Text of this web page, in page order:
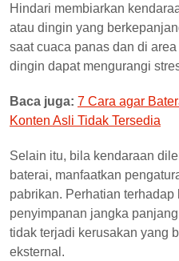
Hindari membiarkan
atau dingin yang
saat cuaca panas dan di
dingin dapat mengurangi
Baca juga: 7 Cara agar
Konten Asli Tidak Tersedia
Selain itu, bila kendaraan
baterai, manfaatkan
pabrikan. Perhatian
penyimpanan jangka
tidak terjadi kerusakan yang
eksternal.